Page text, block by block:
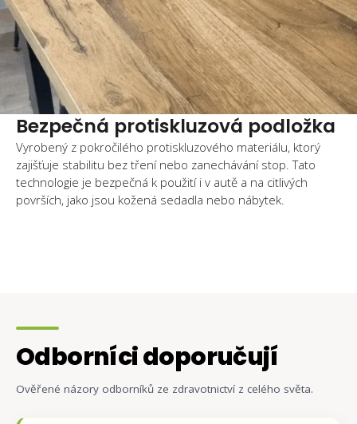
Bezpečná protiskluzová podložka
Vyrobený z pokročilého protiskluzového materiálu, ktorý
zajišťuje stabilitu bez tření nebo zanechávání stop. Tato
technologie je bezpečná k použití i v autě a na citlivých
površích, jako jsou kožená sedadla nebo nábytek.
Odborníci doporučují
Ověřené názory odborníků ze zdravotnictví z celého světa.